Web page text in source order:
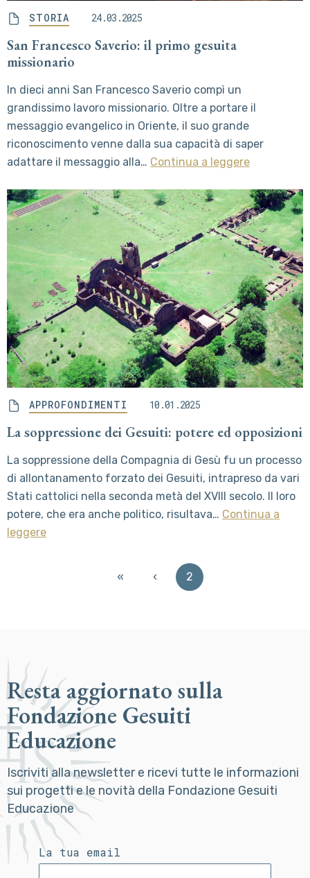
STORIA 24.03.2025
San Francesco Saverio: il primo gesuita
missionario
In dieci anni San Francesco Saverio compì un
grandissimo lavoro missionario. Oltre a portare il
messaggio evangelico in Oriente, il suo grande
riconoscimento venne dalla sua capacità di saper
adattare il messaggio alla… Continua a leggere
APPROFONDIMENTI 10.01.2025
La soppressione dei Gesuiti: potere ed opposizioni
La soppressione della Compagnia di Gesù fu un processo
di allontanamento forzato dei Gesuiti, intrapreso da vari
Stati cattolici nella seconda metà del XVIII secolo. Il loro
potere, che era anche politico, risultava… Continua a
leggere
« ‹ 2
Resta aggiornato sulla
Fondazione Gesuiti
Educazione
Iscriviti alla newsletter e ricevi tutte le informazioni
sui progetti e le novità della Fondazione Gesuiti
Educazione
La tua email